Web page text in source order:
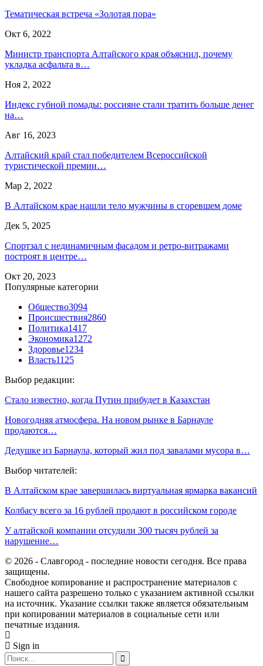
Тематическая встреча «Золотая пора»
Окт 6, 2022
Министр транспорта Алтайского края объяснил, почему
укладка асфальта в…
Ноя 2, 2022
Индекс губной помады: россияне стали тратить больше денег
на…
Авг 16, 2023
Алтайский край стал победителем Всероссийской
туристической премии…
Мар 2, 2022
В Алтайском крае нашли тело мужчины в сгоревшем доме
Дек 5, 2025
Спортзал с нединамичным фасадом и ретро-витражами
построят в центре…
Окт 20, 2023
Популярные категории
Общество3094
Происшествия2860
Политика1417
Экономика1272
Здоровье1234
Власть1125
Выбор редакции:
Стало известно, когда Путин прибудет в Казахстан
Новогодняя атмосфера. На новом рынке в Барнауле
продаются…
Дедушке из Барнаула, который жил под завалами мусора в…
Выбор читателей:
В Алтайском крае завершилась виртуальная ярмарка вакансий
Колбасу всего за 16 рублей продают в российском городе
У алтайской компании отсудили 300 тысяч рублей за
нарушение…
© 2026 - Славгород - последние новости сегодня. Все права
защищены.
Свободное копирование и распространение материалов с
нашего сайта разрешено только с указанием активной ссылки
на источник. Указание ссылки также является обязательным
при копировании материалов в социальные сети или
печатные издания.
Sign in